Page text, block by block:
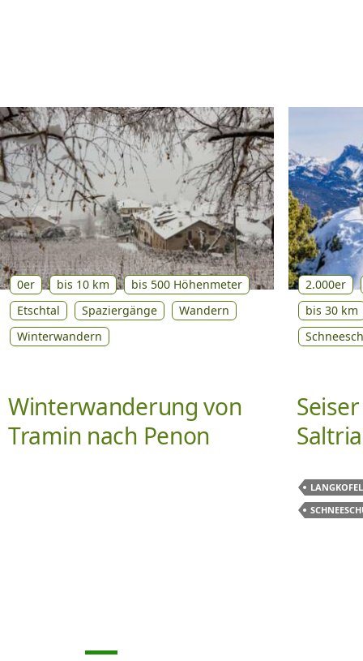
0er bis 10 km
bis 500 Höhenmeter
Etschtal
Spaziergänge
Wandern
Winterwandern
Winterwanderung von
Tramin nach Penon
2.000er
bis 30 km
Saltria
LANGKOFEL